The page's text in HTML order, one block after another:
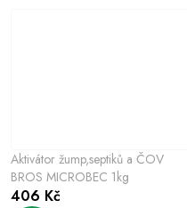
Aktivátor žump,septiků a ČOV
BROS MICROBEC 1kg
406 Kč